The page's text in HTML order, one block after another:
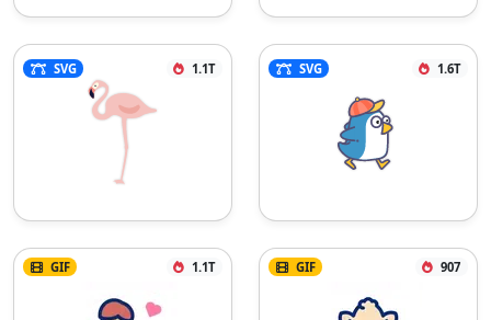
SVG 1.1T SVG 1.6T
GIF 1.1T GIF 907